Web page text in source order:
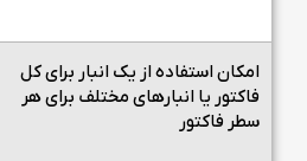
امکان استفاده از یک انبار برای کل
فاکتور یا انبارهای مختلف برای هر
سطر فاکتور